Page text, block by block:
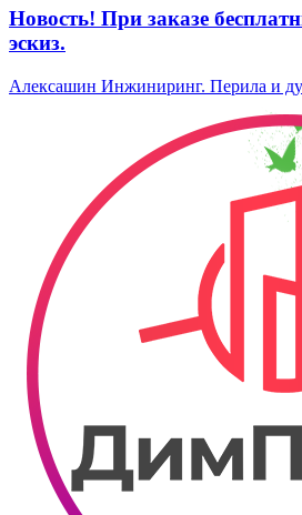
Новость! При заказе
эскиз.
Алексашин Инжиниринг. Перила и